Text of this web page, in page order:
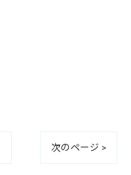
次のページ >